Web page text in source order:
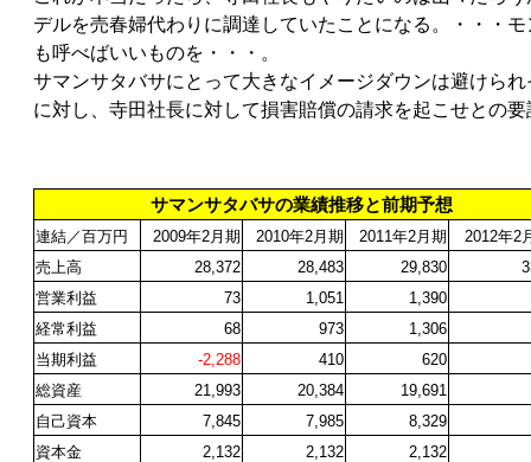
デルを売春婦代わりに調達していたことになる。・・・
も呼べばいいものを・・・。
サマンサタバサにとって大きなイメージダウンは避けら
に対し、寺田社長に対して損害賠償の請求を起こせとの
サマンサタバサの業績推移と前期予想
連結／百万円 2009年2月期 2010年2月期 2011年2月期 2012年2
売上高
28,372 28,483 29,830
営業利益
73 1,051 1,390
経常利益
68 973 1,306
当期利益
-2,288 410
620
総資産
21,993 20,384
19,691
自己資本
7,845 7,985
8,329
資本金
2,132 2,132
2,132